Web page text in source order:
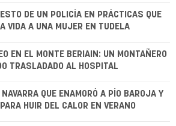
DE UN POLICÍA EN PRÁCTICAS QUE
VIDA A UNA MUJER EN TUDELA
EN EL MONTE BERIAIN: UN MONTAÑERO
TRASLADADO AL HOSPITAL
NAVARRA QUE ENAMORÓ A PÍO BAROJA Y
HUIR DEL CALOR EN VERANO